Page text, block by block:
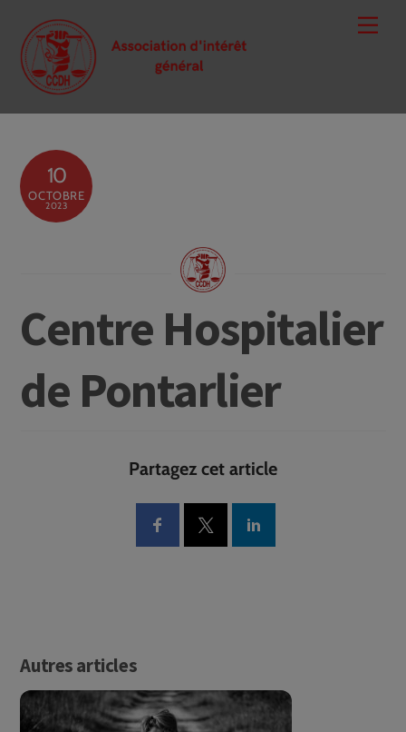
content
10
OCTOBRE
2023
Centre Hospitalier
de Pontarlier
Partagez cet article
Autres articles